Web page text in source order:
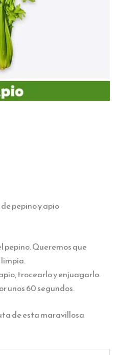
pepino y apio
pepino. Queremos que
trocearlo y enjuagarlo.
unos 60 segundos.
de esta maravillosa